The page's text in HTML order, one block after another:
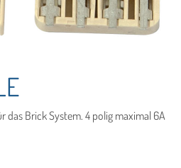
das Brick System. 4 polig maximal 6A